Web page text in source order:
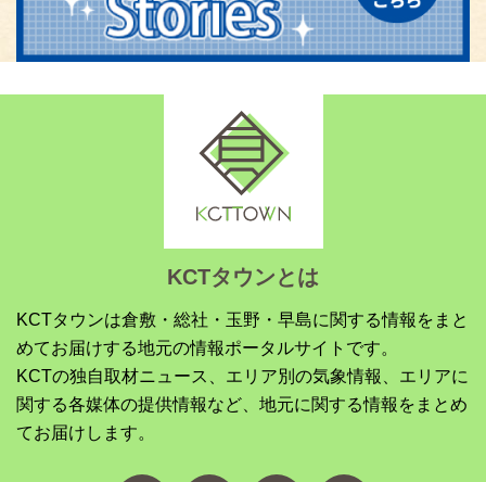
KCTタウンとは
KCTタウンは倉敷・総社・玉野・早島に関する情報をまと
めてお届けする地元の情報ポータルサイトです。
KCTの独自取材ニュース、エリア別の気象情報、エリアに
関する各媒体の提供情報など、地元に関する情報をまとめ
てお届けします。